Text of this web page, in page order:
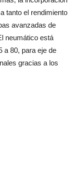
tanto el rendimiento
avanzadas de
neumático está
a 80, para eje de
gracias a los